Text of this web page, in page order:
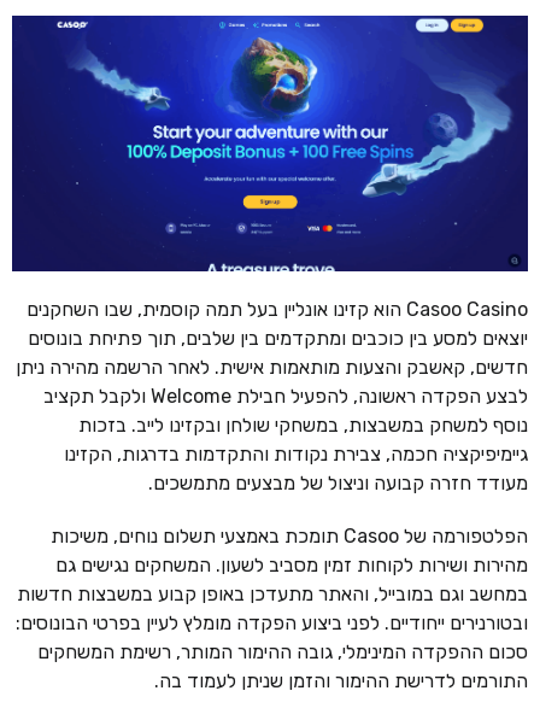
Casoo Casino הוא קזינו אונליין בעל תמה קוסמית, שבו השחקנים
יוצאים למסע בין כוכבים ומתקדמים בין שלבים, תוך פתיחת בונוסים
חדשים, קאשבק והצעות מותאמות אישית. לאחר הרשמה מהירה ניתן
לבצע הפקדה ראשונה, להפעיל חבילת Welcome ולקבל תקציב
נוסף למשחק במשבצות, במשחקי שולחן ובקזינו לייב. בזכות
גיימיפיקציה חכמה, צבירת נקודות והתקדמות בדרגות, הקזינו
מעודד חזרה קבועה וניצול של מבצעים מתמשכים.
הפלטפורמה של Casoo תומכת באמצעי תשלום נוחים, משיכות
מהירות ושירות לקוחות זמין מסביב לשעון. המשחקים נגישים גם
במחשב וגם במובייל, והאתר מתעדכן באופן קבוע במשבצות חדשות
ובטורנירים ייחודיים. לפני ביצוע הפקדה מומלץ לעיין בפרטי הבונוסים:
סכום ההפקדה המינימלי, גובה ההימור המותר, רשימת המשחקים
התורמים לדרישת ההימור והזמן שניתן לעמוד בה.